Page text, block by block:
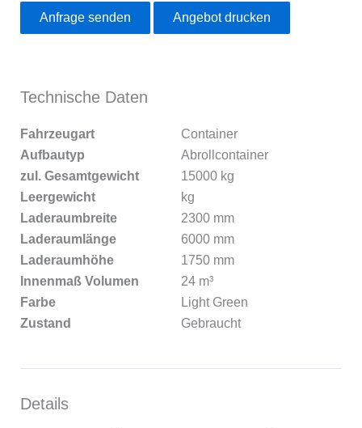
Anfrage senden Angebot drucken
Technische Daten
Fahrzeugart
Container
Aufbautyp
Abrollcontainer
zul. Gesamtgewicht
15000 kg
Leergewicht
kg
Laderaumbreite
2300 mm
Laderaumlänge
6000 mm
Laderaumhöhe
1750 mm
Innenmaß Volumen
24 m³
Farbe
Light Green
Zustand
Gebraucht
Details